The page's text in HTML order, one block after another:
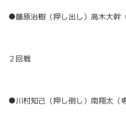
●藤原治樹（押し出し）高木大幹
２回戦
●川村知己（押し倒し）南翔太（